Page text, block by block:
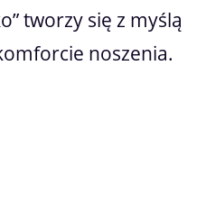
tworzy się z myślą
noszenia.